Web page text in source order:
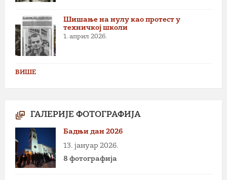
Шишање на нулу као протест у
техничкој школи
1. април 2026.
ВИШЕ
ГАЛЕРИЈЕ ФОТОГРАФИЈА
Бадњи дан 2026
13. јануар 2026.
8 фотографија